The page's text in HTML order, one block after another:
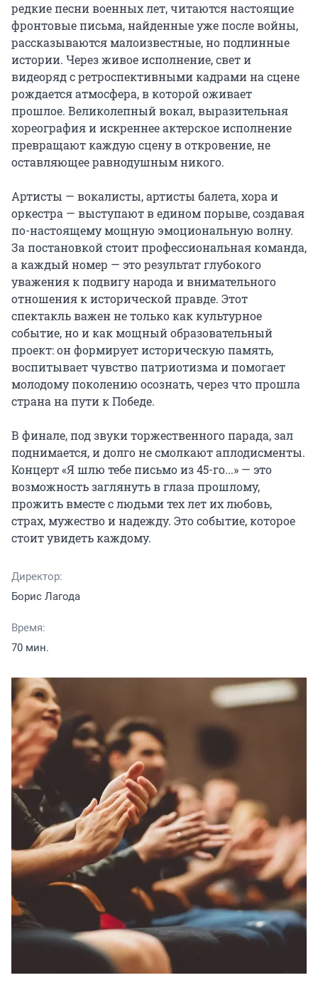
редкие песни военных лет, читаются настоящие
фронтовые письма, найденные уже после войны,
рассказываются малоизвестные, но подлинные
истории. Через живое исполнение, свет и
видеоряд с ретроспективными кадрами на сцене
рождается атмосфера, в которой оживает
прошлое. Великолепный вокал, выразительная
хореография и искреннее актерское исполнение
превращают каждую сцену в откровение, не
оставляющее равнодушным никого.
Артисты — вокалисты, артисты балета, хора и
оркестра — выступают в едином порыве, создавая
по-настоящему мощную эмоциональную волну.
За постановкой стоит профессиональная команда,
а каждый номер — это результат глубокого
уважения к подвигу народа и внимательного
отношения к исторической правде. Этот
спектакль важен не только как культурное
событие, но и как мощный образовательный
проект: он формирует историческую память,
воспитывает чувство патриотизма и помогает
молодому поколению осознать, через что прошла
страна на пути к Победе.
В финале, под звуки торжественного парада, зал
поднимается, и долго не смолкают аплодисменты.
Концерт «Я шлю тебе письмо из 45-го...» — это
возможность заглянуть в глаза прошлому,
прожить вместе с людьми тех лет их любовь,
страх, мужество и надежду. Это событие, которое
стоит увидеть каждому.
Директор:
Борис Лагода
Время:
70 мин.